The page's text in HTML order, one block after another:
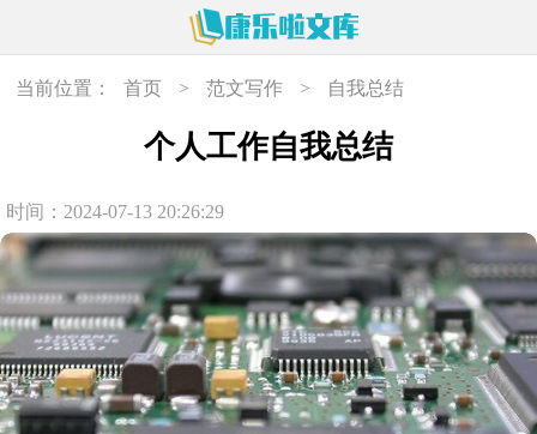
当前位置： 首页 > 范文写作 > 自我总结
个人工作自我总结
时间：2024-07-13 20:26:29